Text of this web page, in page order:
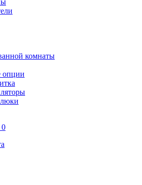
комнаты
опции
0